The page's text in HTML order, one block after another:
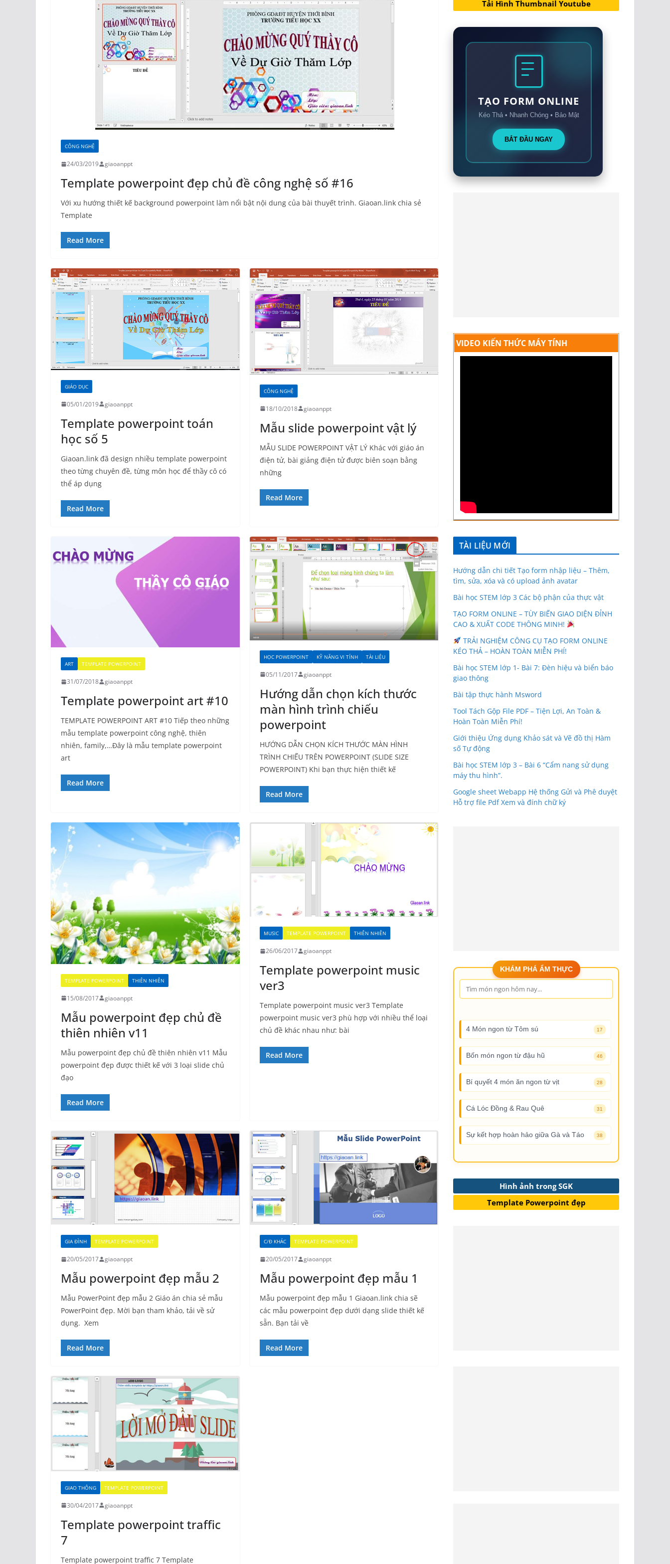
CÔNG NGHỆ
24/03/2019 giaoanppt
Template powerpoint đẹp chủ đề công nghệ số #16
Với xu hướng thiết kế background powerpoint làm nổi bật nội dung của bài thuyết trình. Giaoan.link chia sẻ
Template
Read More
GIÁO DỤC
05/01/2019 giaoanppt
Template powerpoint toán
học số 5
Giaoan.link đã design nhiều template powerpoint
theo từng chuyên đề, từng môn học để thầy cô có
thể áp dụng
Read More
CÔNG NGHỆ
18/10/2018 giaoanppt
Mẫu slide powerpoint vật lý
MẪU SLIDE POWERPOINT VẬT LÝ Khác với giáo án
điện tử, bài giảng điện tử được biên soạn bằng
những
Read More
ART TEMPLATE POWERPOINT
31/07/2018 giaoanppt
Template powerpoint art #10
TEMPLATE POWERPOINT ART #10 Tiếp theo những
mẫu template powerpoint công nghệ, thiên
nhiên, family,…Đây là mẫu template powerpoint
art
Read More
HỌC POWERPOINT KỸ NĂNG VI TÍNH TÀI LIỆU
05/11/2017 giaoanppt
Hướng dẫn chọn kích thước
màn hình trình chiếu
powerpoint
HƯỚNG DẪN CHỌN KÍCH THƯỚC MÀN HÌNH
TRÌNH CHIẾU TRÊN POWERPOINT (SLIDE SIZE
POWERPOINT) Khi bạn thực hiện thiết kế
Read More
TEMPLATE POWERPOINT THIÊN NHIÊN
15/08/2017 giaoanppt
Mẫu powerpoint đẹp chủ đề
thiên nhiên v11
Mẫu powerpoint đẹp chủ đề thiên nhiên v11 Mẫu
powerpoint đẹp được thiết kế với 3 loại slide chủ
đạo
Read More
MUSIC TEMPLATE POWERPOINT THIÊN NHIÊN
26/06/2017 giaoanppt
Template powerpoint music
ver3
Template powerpoint music ver3 Template
powerpoint music ver3 phù hợp với nhiều thể loại
chủ đề khác nhau như: bài
Read More
GIA ĐÌNH TEMPLATE POWERPOINT
20/05/2017 giaoanppt
Mẫu powerpoint đẹp mẫu 2
Mẫu PowerPoint đẹp mẫu 2 Giáo án chia sẻ mẫu
PowerPoint đẹp. Mời bạn tham khảo, tải về sử
dụng. Xem
Read More
C/Đ KHÁC TEMPLATE POWERPOINT
20/05/2017 giaoanppt
Mẫu powerpoint đẹp mẫu 1
Mẫu powerpoint đẹp mẫu 1 Giaoan.link chia sẽ
các mẫu powerpoint đẹp dưới dạng slide thiết kế
sẵn. Bạn tải về
Read More
GIAO THÔNG TEMPLATE POWERPOINT
30/04/2017 giaoanppt
Template powerpoint traffic
7
Template powerpoint traffic 7 Template
Tải Hình Thumbnail Youtube
TẠO FORM ONLINE
Kéo Thả • Nhanh Chóng • Bảo Mật
BẮT ĐẦU NGAY
VIDEO KIẾN THỨC MÁY TÍNH
TÀI LIỆU MỚI
Hướng dẫn chi tiết Tạo form nhập liệu – Thêm,
tìm, sửa, xóa và có upload ảnh avatar
Bài học STEM lớp 3 Các bộ phận của thực vật
TẠO FORM ONLINE – TÙY BIẾN GIAO DIỆN ĐỈNH
CAO & XUẤT CODE THÔNG MINH!
TRẢI NGHIỆM CÔNG CỤ TẠO FORM ONLINE
KÉO THẢ – HOÀN TOÀN MIỄN PHÍ!
Bài học STEM lớp 1- Bài 7: Đèn hiệu và biển báo
giao thông
Bài tập thực hành Msword
Tool Tách Gộp File PDF – Tiện Lợi, An Toàn &
Hoàn Toàn Miễn Phí!
Giới thiệu Ứng dụng Khảo sát và Vẽ đồ thị Hàm
số Tự động
Bài học STEM lớp 3 – Bài 6 “Cẩm nang sử dụng
máy thu hình”.
Google sheet Webapp Hệ thống Gửi và Phê duyệt
Hỗ trợ file Pdf Xem và đính chữ ký
KHÁM PHÁ ẨM THỰC
4 Món ngon từ Tôm sú 17
Bốn món ngon từ đậu hũ 46
Bí quyết 4 món ăn ngon từ vịt 28
Cá Lóc Đồng & Rau Quê 31
Sự kết hợp hoàn hảo giữa Gà và Táo 38
Hình ảnh trong SGK
Template Powerpoint đẹp